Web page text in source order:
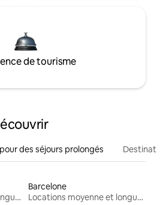
de tourisme
des séjours prolongés
Locations moyenne et longue durée
Barcelone
Locations moyenne et longue durée